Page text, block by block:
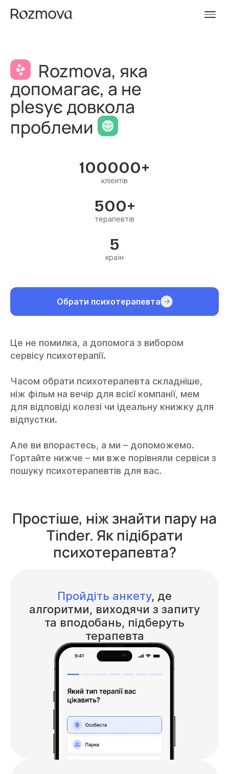
Rozmova, яка
допомагає, а не
plesує довкола
проблеми
100000+
клієнтів
500+
терапевтів
5
країн
Обрати психотерапевта
Це не помилка, а допомога з вибором
сервісу психотерапії.
Часом обрати психотерапевта складніше,
ніж фільм на вечір для всієї компанії, мем
для відповіді колезі чи ідеальну книжку для
відпустки.
Але ви впораєтесь, а ми – допоможемо.
Гортайте нижче – ми вже порівняли сервіси з
пошуку психотерапевтів для вас.
Простіше, ніж знайти пару на
Tinder. Як підібрати
психотерапевта?
Пройдіть анкету, де
алгоритми, виходячи з запиту
та вподобань, підберуть
терапевта